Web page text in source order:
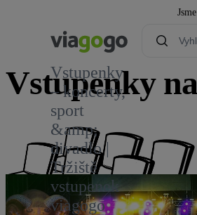
Vstupenky
– koncerty,
sport
&amp;
divadlo |
Tržiště
vstupenek
viagogo
Vstupenky